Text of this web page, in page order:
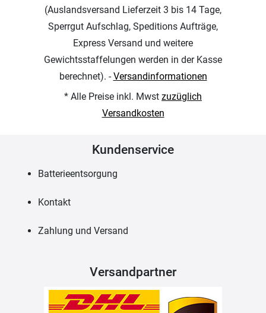
(Auslandsversand Lieferzeit 3 bis 14 Tage,
Sperrgut Aufschlag, Speditions Aufträge,
Express Versand und weitere
Gewichtsstaffelungen werden in der Kasse
berechnet). -Versandinformationen
* Alle Preise inkl. Mwst zuzüglich
Versandkosten
Kundenservice
Batterieentsorgung
Kontakt
Zahlung und Versand
Versandpartner